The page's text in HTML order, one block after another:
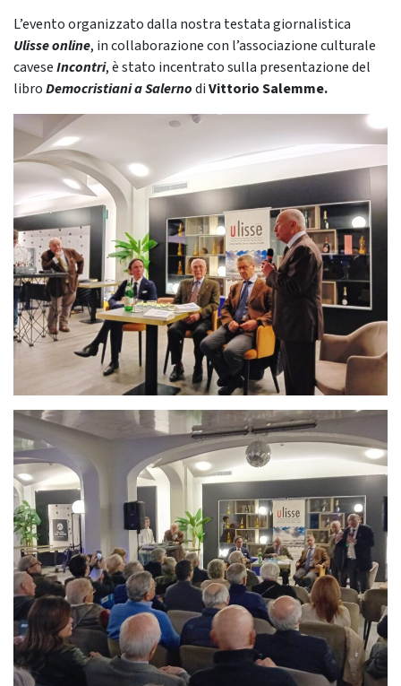
L’evento organizzato dalla nostra testata giornalistica
Ulisse online, in collaborazione con l’associazione culturale
caveseIncontri, è stato incentrato sulla presentazione del
libroDemocristiani a SalernodiVittorio Salemme.